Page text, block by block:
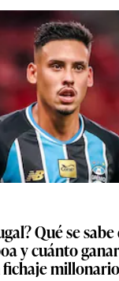
Qué se
y cuánto
fichaje millonario